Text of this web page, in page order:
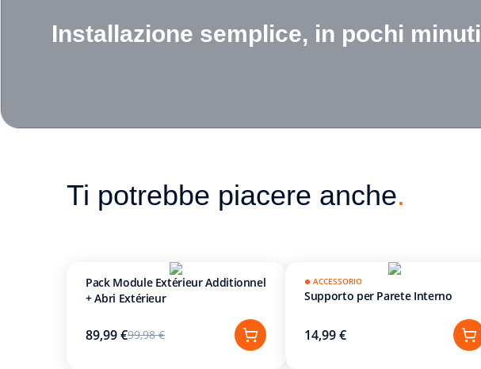
Installazione semplice, in pochi minuti
Ti potrebbe piacere anche.
Pack Module Extérieur Additionnel
+ Abri Extérieur
89,99 €99,98 €
ACCESSORIO
Supporto per Parete Interno
14,99 €